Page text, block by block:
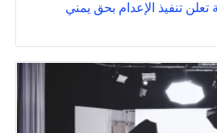
تعلن تنفيذ الإعدام بحق يمني